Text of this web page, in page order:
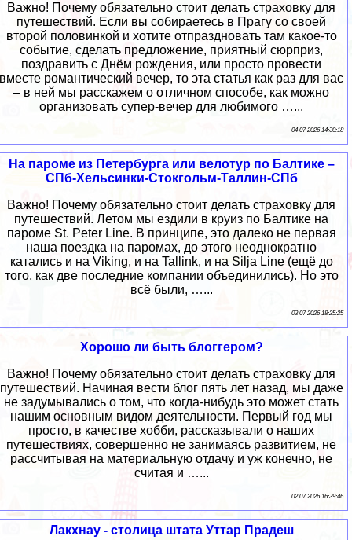
Важно! Почему обязательно стоит делать страховку для
путешествий. Если вы собираетесь в Прагу со своей
второй половинкой и хотите отпраздновать там какое-то
событие, сделать предложение, приятный сюрприз,
поздравить с Днём рождения, или просто провести
вместе романтический вечер, то эта статья как раз для вас
– в ней мы расскажем о отличном способе, как можно
организовать супер-вечер для любимого …...
04 07 2026 14:30:18
На пароме из Петербурга или велотур по Балтике –
СПб-Хельсинки-Стокгольм-Таллин-СПб
Важно! Почему обязательно стоит делать страховку для
путешествий. Летом мы ездили в круиз по Балтике на
пароме St. Peter Line. В принципе, это далеко не первая
наша поездка на паромах, до этого неоднократно
катались и на Viking, и на Tallink, и на Silja Line (ещё до
того, как две последние компании объединились). Но это
всё были, …...
03 07 2026 18:25:25
Хорошо ли быть блоггером?
Важно! Почему обязательно стоит делать страховку для
путешествий. Начиная вести блог пять лет назад, мы даже
не задумывались о том, что когда-нибудь это может стать
нашим основным видом деятельности. Первый год мы
просто, в качестве хобби, рассказывали о наших
путешествиях, совершенно не занимаясь развитием, не
рассчитывая на материальную отдачу и уж конечно, не
считая и …...
02 07 2026 16:39:46
Лакхнау - столица штата Уттар Прадеш